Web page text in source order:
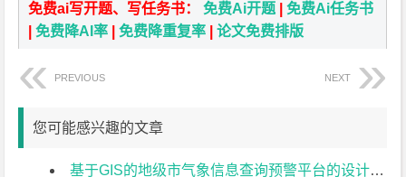
免费ai写开题、写任务书：免费Ai开题 |免费Ai任务书
|免费降AI率 |免费降重复率 |论文免费排版
PREVIOUS NEXT
您可能感兴趣的文章
基于GIS的地级市气象信息查询预警平台的设计与实现文献综述